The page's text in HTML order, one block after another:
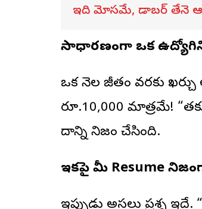
ఇది మోసమే, డాబర్‌ తేనె
సాధారణంగా ఒక
ఒక నెల జీతం వరకు
రూ.10,000 మాత్రమే!
దాన్ని నిజం చేసింది.
ఇకపై మీ Resume నిజంగా
ఇప్పుడు అసలు ప్రశ్న